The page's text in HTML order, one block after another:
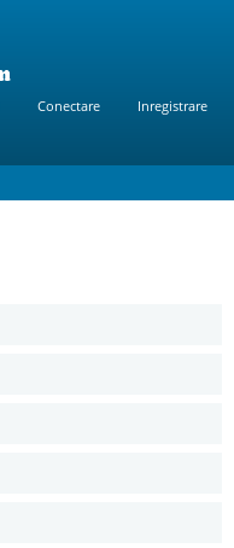
Conectare Inregistrare